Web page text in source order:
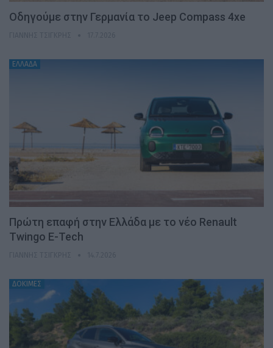
Οδηγούμε στην Γερμανία το Jeep Compass 4xe
ΕΛΛΑΔΑ
Πρώτη επαφή στην Ελλάδα με το νέο Renault
Twingo E-Tech
ΔΟΚΙΜΕΣ